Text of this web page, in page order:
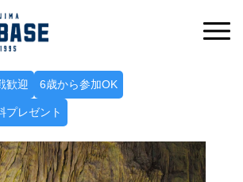
神秘の空間へ
乳洞探検シーカヤック＋ケイ
歓迎 6歳から参加OK
プレゼント